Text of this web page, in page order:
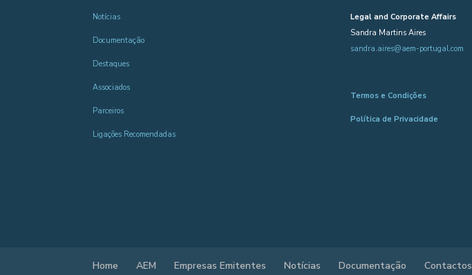
Notícias
Documentação
Destaques
Associados
Parceiros
Ligações Recomendadas
Legal and Corporate Affairs
Sandra Martins Aires
sandra.aires@aem-portugal.com
Termos e Condições
Política de Privacidade
Home AEM Empresas Emitentes Notícias Documentação Contactos